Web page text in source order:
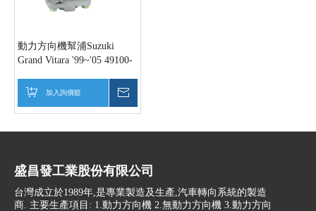
動力方向機幫浦Suzuki
Grand Vitara '99~'05 49100-
65D30
加入詢價籃
盛昌發工業股份有限公司
台灣成立於1989年,是專業製造及生產,汽車轉向系統的製造
商. 主要生產項目: 1.動力方向機 2.無動力方向機 3.動力方向